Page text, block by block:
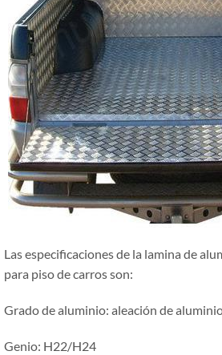
Las especificaciones de la lamina de
para piso de carros son:
Grado de aluminio: aleación de
Genio: H22/H24